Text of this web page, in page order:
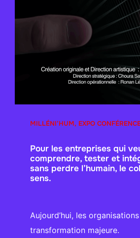
MILLÉNI’HUM, EXPO
Pour les entreprises qui
comprendre, tester et
sans perdre l’humain, le
sens.
Aujourd’hui, les
transformation majeure.